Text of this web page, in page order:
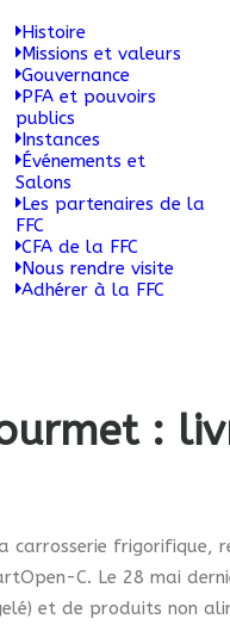
Histoire
Missions et valeurs
Gouvernance
PFA et pouvoirs
publics
Instances
Événements et
Salons
Les partenaires de la
FFC
CFA de la FFC
Nous rendre visite
Adhérer à la FFC
:
carrosserie
C. Le 28 mai
et de produits non